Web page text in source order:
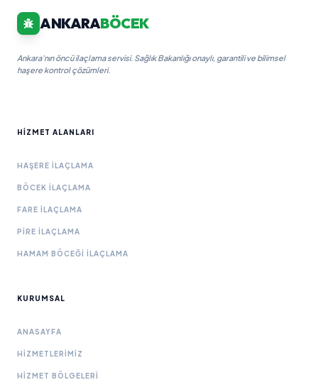
ANKARABÖCEK
Ankara'nın öncü ilaçlama servisi. Sağlık Bakanlığı onaylı, garantili ve bilimsel
haşere kontrol çözümleri.
HIZMET ALANLARI
HAŞERE İLAÇLAMA
BÖCEK İLAÇLAMA
FARE İLAÇLAMA
PIRE İLAÇLAMA
HAMAM BÖCEĞI İLAÇLAMA
KURUMSAL
ANASAYFA
HIZMETLERIMIZ
HIZMET BÖLGELERI